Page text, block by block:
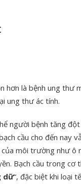
hơn là bệnh ung thư
ung thư ác tính.
người bệnh tăng
cầu cho đến nay
môi trường như ô
Bạch cầu trong cơ
dữ“, đặc biệt khi loại